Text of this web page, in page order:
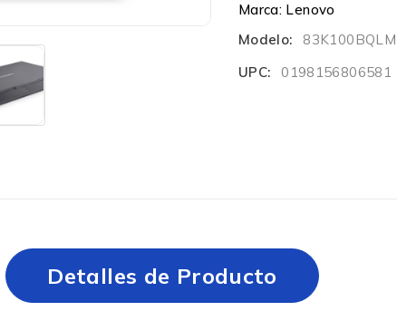
Marca: Lenovo
Modelo:
83K100BQLM
UPC:
0198156806581
Detalles de Producto